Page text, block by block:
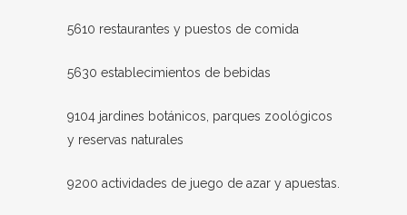
5610 restaurantes y puestos de comida
5630 establecimientos de bebidas
9104 jardines botánicos, parques zoológicos
y reservas naturales
9200 actividades de juego de azar y apuestas.